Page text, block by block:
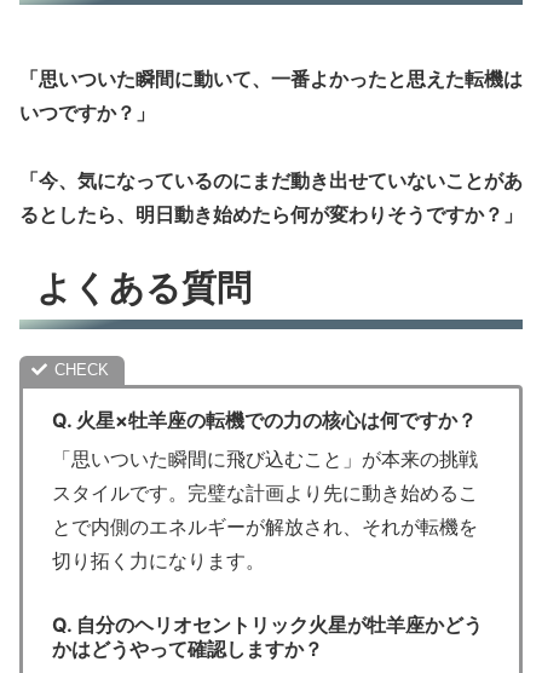
「思いついた瞬間に動いて、一番よかったと思えた転機は
いつですか？」
「今、気になっているのにまだ動き出せていないことがあ
るとしたら、明日動き始めたら何が変わりそうですか？」
よくある質問
Q. 火星×牡羊座の転機での力の核心は何ですか？
「思いついた瞬間に飛び込むこと」が本来の挑戦
スタイルです。完璧な計画より先に動き始めるこ
とで内側のエネルギーが解放され、それが転機を
切り拓く力になります。
Q. 自分のヘリオセントリック火星が牡羊座かどう
かはどうやって確認しますか？